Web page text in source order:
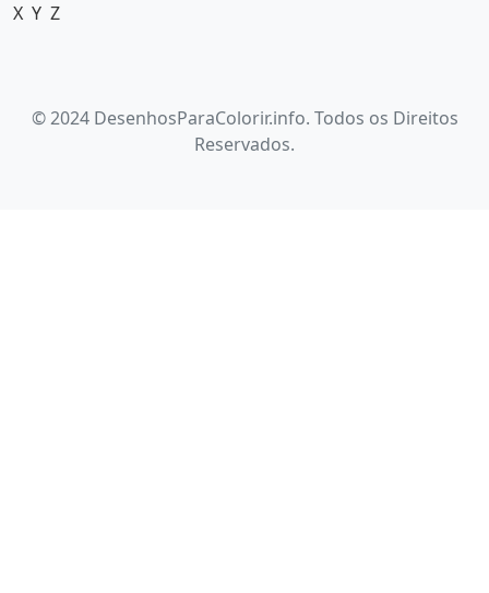
X Y Z
© 2024 DesenhosParaColorir.info. Todos os Direitos
Reservados.